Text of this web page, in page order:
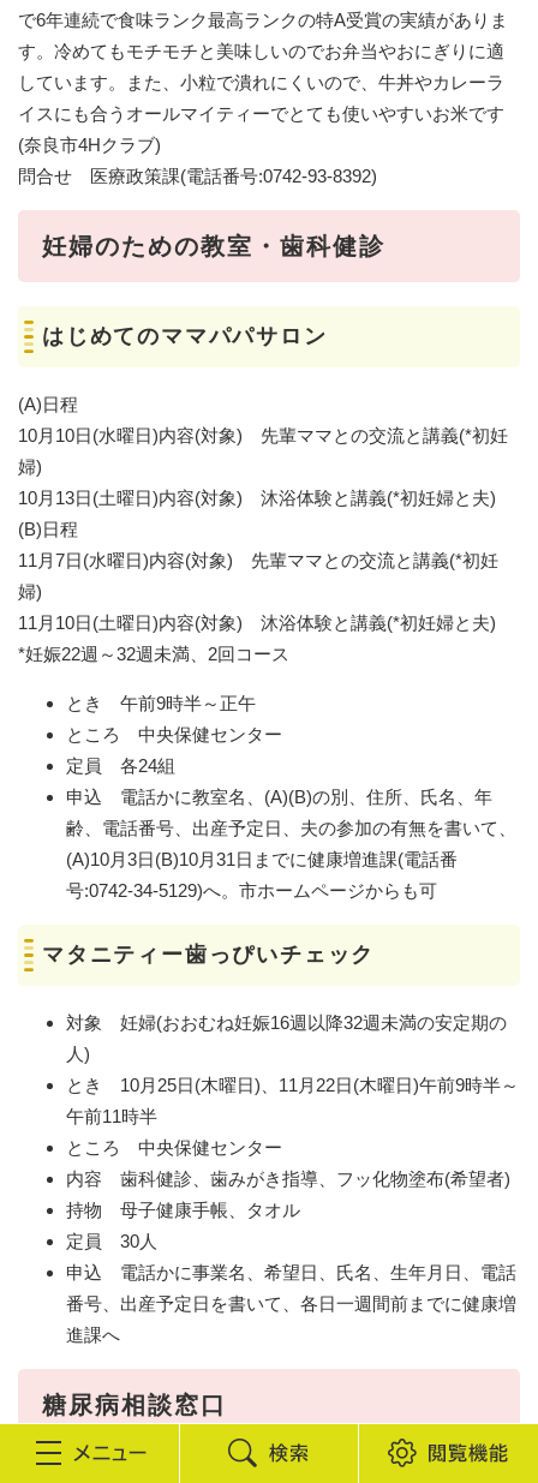
で6年連続で食味ランク最高ランクの特A受賞の実績がありま
す。冷めてもモチモチと美味しいのでお弁当やおにぎりに適
しています。また、小粒で潰れにくいので、牛丼やカレーラ
イスにも合うオールマイティーでとても使いやすいお米です
(奈良市4Hクラブ)
問合せ 医療政策課(電話番号:0742-93-8392)
妊婦のための教室・歯科健診
はじめてのママパパサロン
(A)日程
10月10日(水曜日)内容(対象) 先輩ママとの交流と講義(*初妊
婦)
10月13日(土曜日)内容(対象) 沐浴体験と講義(*初妊婦と夫)
(B)日程
11月7日(水曜日)内容(対象) 先輩ママとの交流と講義(*初妊
婦)
11月10日(土曜日)内容(対象) 沐浴体験と講義(*初妊婦と夫)
*妊娠22週～32週未満、2回コース
とき 午前9時半～正午
ところ 中央保健センター
定員 各24組
申込 電話かに教室名、(A)(B)の別、住所、氏名、年
齢、電話番号、出産予定日、夫の参加の有無を書いて、
(A)10月3日(B)10月31日までに健康増進課(電話番
号:0742-34-5129)へ。市ホームページからも可
マタニティー歯っぴいチェック
対象 妊婦(おおむね妊娠16週以降32週未満の安定期の
人)
とき 10月25日(木曜日)、11月22日(木曜日)午前9時半～
午前11時半
ところ 中央保健センター
内容 歯科健診、歯みがき指導、フッ化物塗布(希望者)
持物 母子健康手帳、タオル
定員 30人
申込 電話かに事業名、希望日、氏名、生年月日、電話
番号、出産予定日を書いて、各日一週間前までに健康増
進課へ
糖尿病相談窓口